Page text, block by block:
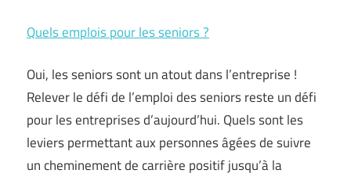
Quels emplois pour les seniors ?
Oui, les seniors sont un atout dans l’entreprise !
Relever le défi de l’emploi des seniors reste un défi
pour les entreprises d’aujourd’hui. Quels sont les
leviers permettant aux personnes âgées de suivre
un cheminement de carrière positif jusqu’à la